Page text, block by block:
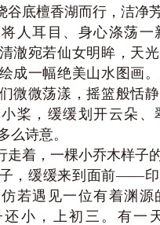
谷底檀香湖而行，洁净
人耳目、身心涤荡一
澈宛若仙女明眸，天
成一幅绝美山水图画
微微荡漾，摇篮般恬
小桨，缓缓划开云朵
么诗意。
走着，一棵小乔木样子
，缓缓来到面前——印
若遇见一位有着渊源
还小，上初三。有一